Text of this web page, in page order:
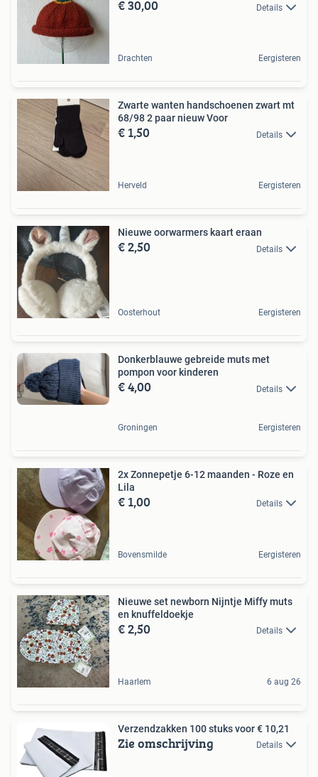
€ 30,00 Details
Drachten Eergisteren
Zwarte wanten handschoenen zwart mt
68/98 2 paar nieuw Voor
€ 1,50 Details
Herveld Eergisteren
Nieuwe oorwarmers kaart eraan
€ 2,50 Details
Oosterhout Eergisteren
Donkerblauwe gebreide muts met
pompon voor kinderen
€ 4,00 Details
Groningen Eergisteren
2x Zonnepetje 6-12 maanden - Roze en
Lila
€ 1,00 Details
Bovensmilde Eergisteren
Nieuwe set newborn Nijntje Miffy muts
en knuffeldoekje
€ 2,50 Details
Haarlem 6 aug 26
Verzendzakken 100 stuks voor € 10,21
Zie omschrijving Details